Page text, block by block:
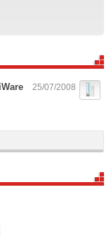
25/07/2008